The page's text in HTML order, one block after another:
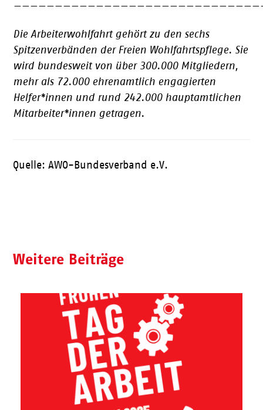
Die Arbeiterwohlfahrt gehört zu den sechs
Spitzenverbänden der Freien Wohlfahrtspflege. Sie
wird bundesweit von über 300.000 Mitgliedern,
mehr als 72.000 ehrenamtlich engagierten
Helfer*innen und rund 242.000 hauptamtlichen
Mitarbeiter*innen getragen.
Quelle: AWO-Bundesverband e.V.
Weitere Beiträge